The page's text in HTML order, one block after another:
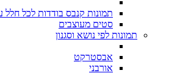
תמונות קנבס בודדות לכל
סטים מעוצבים
תמונות לפי נושא וסגנון
אבסטרקט
אורבני